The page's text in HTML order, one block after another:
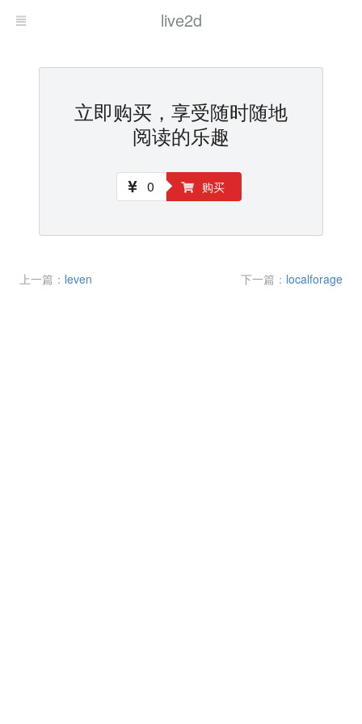
live2d
立即购买，享受随时随地
阅读的乐趣
0 购买
上一篇： leven 下一篇： localforage